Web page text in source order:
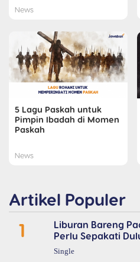
News
5 Lagu Paskah untuk
Pimpin Ibadah di Momen
Paskah
News
Artikel Populer
1
Liburan Bareng
Perlu Sepakati
Single